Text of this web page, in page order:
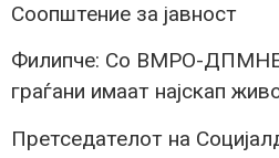
Соопштение за јавност
Филипче: Со ВМРО-ДПМНЕ
граѓани имаат најскап
Претседателот на